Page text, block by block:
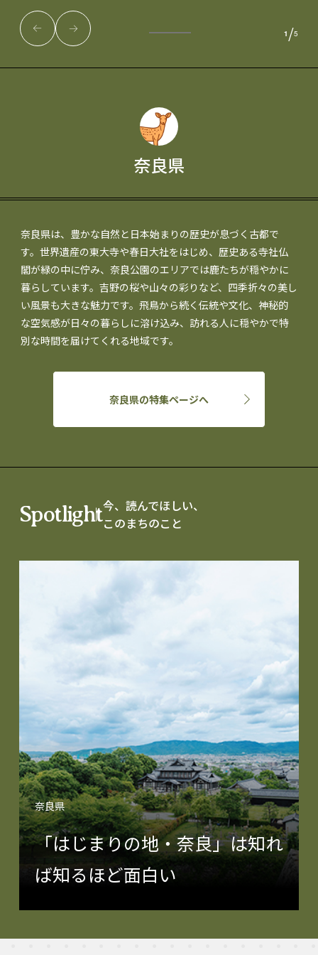
奈良県
奈良県は、豊かな自然と日本始まりの歴史が息づく古都で
す。世界遺産の東大寺や春日大社をはじめ、歴史ある寺社仏
閣が緑の中に佇み、奈良公園のエリアでは鹿たちが穏やかに
暮らしています。吉野の桜や山々の彩りなど、四季折々の美し
い風景も大きな魅力です。飛鳥から続く伝統や文化、神秘的
な空気感が日々の暮らしに溶け込み、訪れる人に穏やかで特
別な時間を届けてくれる地域です。
奈良県の特集ページへ
1 /5
Spotlight今、読んでほしい、
このまちのこと
奈良県
「はじまりの地・奈良」は知れ
ば知るほど面白い